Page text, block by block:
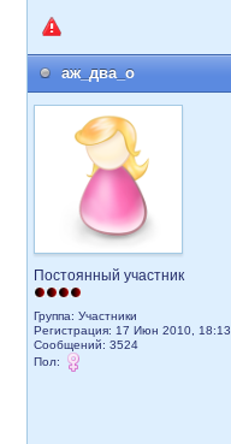
аж_два_о
Постоянный участник
Группа: Участники
Регистрация: 17 Июн 2010, 18:13
Сообщений: 3524
Пол: